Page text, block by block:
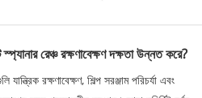
রেঞ্চ রক্ষণাবেক্ষণ দক্ষতা উন্নত করে?
যান্ত্রিক রক্ষণাবেক্ষণ, শিল্প সরঞ্জাম পরিচর্যা এবং